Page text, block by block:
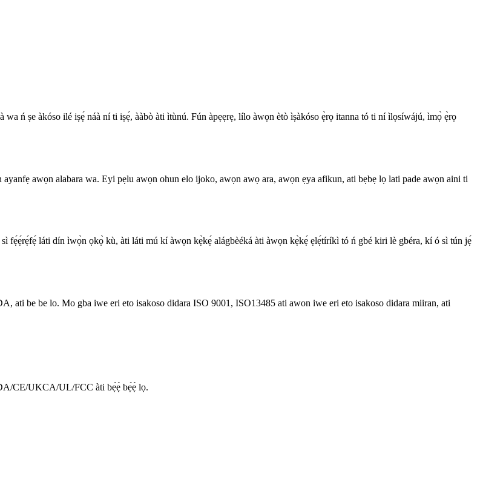
ń ṣe àkóso ilé iṣẹ́ náà ní ti iṣẹ́, ààbò àti ìtùnú. Fún àpẹẹrẹ, lílo àwọn ètò ìṣàkóso ẹ̀rọ itanna tó ti ní ìlọsíwájú, ìmọ̀ ẹ̀rọ
awọn alabara wa. Eyi pẹlu awọn ohun elo ijoko, awọn awọ ara, awọn ẹya afikun, ati bẹbẹ lọ lati pade awọn aini ti
fẹ́ẹ́rẹ́fẹ́ láti dín ìwọ̀n ọkọ̀ kù, àti láti mú kí àwọn kẹ̀kẹ́ alágbèéká àti àwọn kẹ̀kẹ́ ẹlẹ́tíríkì tó ń gbé kiri lè gbéra, kí ó sì tún jẹ́
be be lo. Mo gba iwe eri eto isakoso didara ISO 9001, ISO13485 ati awon iwe eri eto isakoso didara miiran, ati
CE/UKCA/UL/FCC àti bẹ́ẹ̀ bẹ́ẹ̀ lọ.